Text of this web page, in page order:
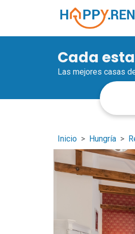
Cada
Las mejores casas
Inicio Hungría